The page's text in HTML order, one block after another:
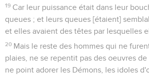
19 Car leur puissance était dans leur
queues ; et leurs queues [étaient]
et elles avaient des têtes par lesquelles
20 Mais le reste des hommes qui ne
plaies, ne se repentit pas des oeuvres
ne point adorer les Démons, les idoles